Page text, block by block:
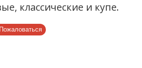
классические и купе.
Пожаловаться